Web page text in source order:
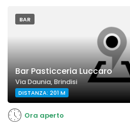
BAR
Bar Pasticceria Luccaro
Via Daunia, Brindisi
DISTANZA: 201 M
Ora aperto